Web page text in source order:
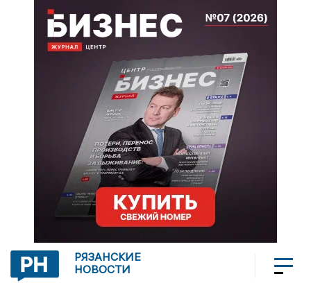
РЯЗАНСКИЕ
НОВОСТИ